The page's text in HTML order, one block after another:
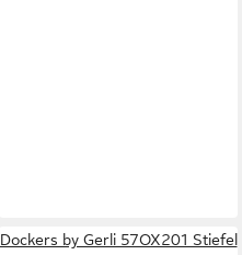
Dockers by Gerli 57OX201 Stiefel